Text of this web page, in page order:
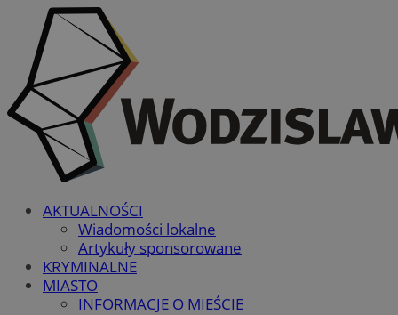
AKTUALNOŚCI
Wiadomości lokalne
Artykuły sponsorowane
KRYMINALNE
MIASTO
INFORMACJE O MIEŚCIE